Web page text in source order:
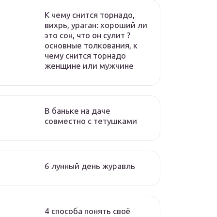
К чему снится торнадо,
вихрь, ураган: хороший ли
это сон, что он сулит ?
основные толкования, к
чему снится торнадо
женщине или мужчине
В баньке на даче
совместно с тетушками
6 лунный день журавль
4 способа понять своё